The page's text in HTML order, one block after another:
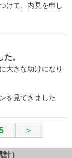
けて、内見を申し
。
大きな助けになり
を見てきました
＞
）